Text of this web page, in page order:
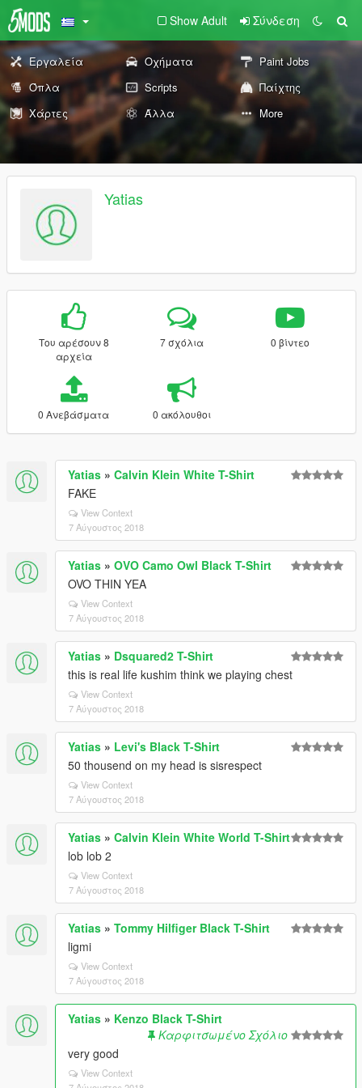
Show Adult Σύνδεση
Εργαλεία Οχήματα
Paint Jobs
Όπλα
Scripts
Παίχτης
Χάρτες
Άλλα More
Yatias
Του αρέσουν 8
αρχεία
7 σχόλια 0 βίντεο
0 Ανεβάσματα 0 ακόλουθοι
Yatias » Calvin Klein White T-Shirt
FAKE
View Context
7 Αύγουστος 2018
Yatias » OVO Camo Owl Black T-Shirt
OVO THIN YEA
View Context
7 Αύγουστος 2018
Yatias » Dsquared2 T-Shirt
this is real life kushim think we playing chest
View Context
7 Αύγουστος 2018
Yatias » Levi's Black T-Shirt
50 thousend on my head is sisrespect
View Context
7 Αύγουστος 2018
Yatias » Calvin Klein White World T-Shirt
lob lob 2
View Context
7 Αύγουστος 2018
Yatias » Tommy Hilfiger Black T-Shirt
ligmi
View Context
7 Αύγουστος 2018
Yatias » Kenzo Black T-Shirt
Καρφιτσωμένο Σχόλιο
very good
View Context